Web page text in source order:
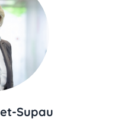
Supau